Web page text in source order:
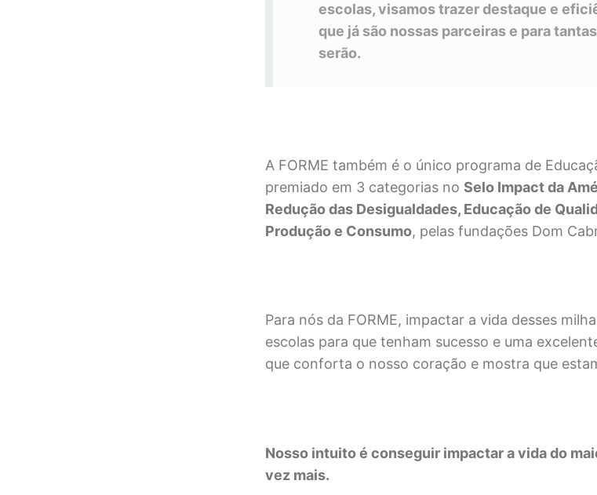
escolas, visamos trazer destaque e
que já são nossas parceiras e para
serão.
A FORME também é o único programa de
premiado em 3 categorias no Selo Impact da
Redução das Desigualdades, Educação de
Produção e Consumo, pelas fundações Dom
Para nós da FORME, impactar a vida desses
escolas para que tenham sucesso e uma
que conforta o nosso coração e mostra que
Nosso intuito é conseguir impactar a vida do
vez mais.